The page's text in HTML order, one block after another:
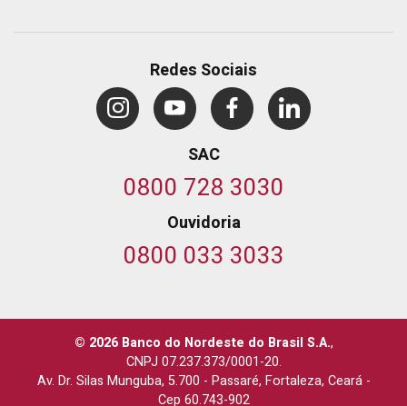
Redes Sociais
SAC
0800 728 3030
Ouvidoria
0800 033 3033
© 2026 Banco do Nordeste do Brasil S.A.,
CNPJ 07.237.373/0001-20.
Av. Dr. Silas Munguba, 5.700 - Passaré, Fortaleza, Ceará-
Cep 60.743-902